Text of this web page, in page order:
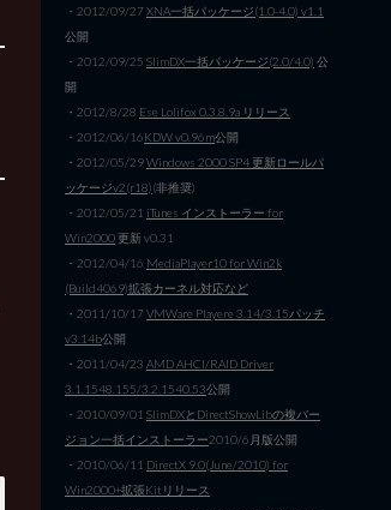
・2012/09/27XNA一括パッケージ(1.0-4.0) v1.1
公開
・2012/09/25 SlimDX一括パッケージ(2.0/4.0) 公
開
・2012/8/28 Ese Lolifox 0.3.8.9a リリース
・2012/06/16KDW v0.96m公開
・2012/05/29Windows 2000 SP4 更新ロールパ
ッケージv2(r18)(非推奨)
・2012/05/21 iTunes インストーラー for
Win2000更新 v0.31
・2012/04/16 MediaPlayer10 for Win2k
(Build4069)拡張カーネル対応など
・2011/10/17VMWare Playere 3.14/3.15パッチ
v3.14b公開
・2011/04/23 AMD AHCI/RAID Driver
3.1.1548.155/3.2.1540.53公開
・2010/09/01 SlimDXとDirectShowLibの複バー
ジョン一括インストーラー2010/6月版公開
・2010/06/11 DirectX 9.0(June/2010) for
Win2000+拡張Kitリリース